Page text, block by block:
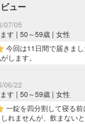
ュー
07/05
す | 50～59歳 | 女性
今回は11日間で届きま
します。
06/22
す | 50～59歳 | 女性
一錠を四分割して寝る前
れませんが、飲まないと